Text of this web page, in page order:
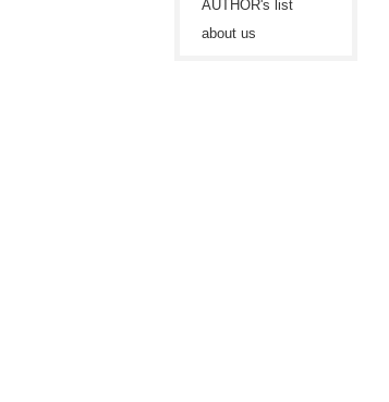
AUTHOR's list
about us